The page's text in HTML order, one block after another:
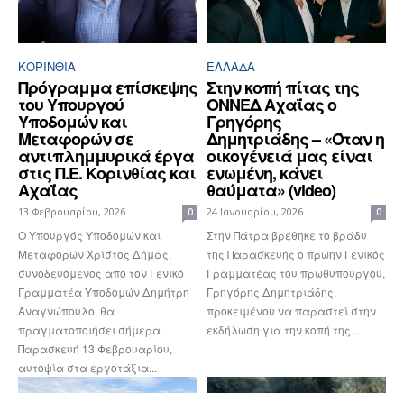
ΚΟΡΙΝΘΊΑ
Πρόγραμμα επίσκεψης
του Υπουργού
Υποδομών και
Μεταφορών σε
αντιπλημμυρικά έργα
στις Π.Ε. Κορινθίας και
Αχαΐας
13 Φεβρουαρίου, 2026 0
Ο Υπουργός Υποδομών και
Μεταφορών Χρίστος Δήμας,
συνοδευόμενος από τον Γενικό
Γραμματέα Υποδομών Δημήτρη
Αναγνώπουλο, θα
πραγματοποιήσει σήμερα
Παρασκευή 13 Φεβρουαρίου,
αυτοψία στα εργοτάξια...
ΕΛΛΆΔΑ
Στην κοπή πίτας της
ΟΝΝΕΔ Αχαΐας ο
Γρηγόρης
Δημητριάδης – «Όταν η
οικογένειά μας είναι
ενωμένη, κάνει
θαύματα» (video)
24 Ιανουαρίου, 2026 0
Στην Πάτρα βρέθηκε το βράδυ
της Παρασκευής ο πρώην Γενικός
Γραμματέας του πρωθυπουργού,
Γρηγόρης Δημητριάδης,
προκειμένου να παραστεί στην
εκδήλωση για την κοπή της...